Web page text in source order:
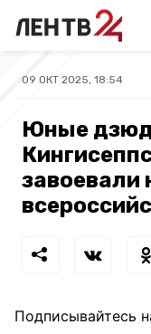
09 ОКТ 2025, 18:54
Юные
завоевали
Подписывайтесь